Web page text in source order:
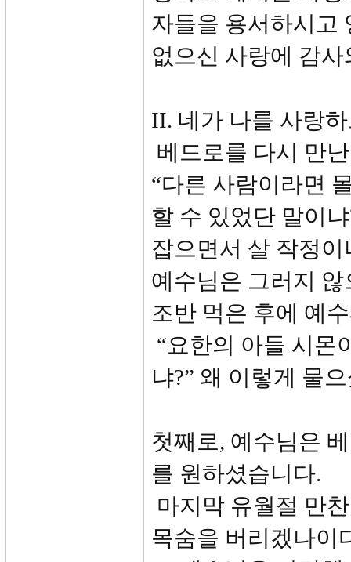
자들을 용서하시고
없으신 사랑에 감
II. 네가 나를 사랑
베드로를 다시 만
“다른 사람이라면
할 수 있었단 말이
잡으면서 살 작정
예수님은 그러지
조반 먹은 후에 예
“요한의 아들 시몬
냐?” 왜 이렇게 물
첫째로, 예수님은
를 원하셨습니다.
마지막 유월절 만
목숨을 버리겠나이